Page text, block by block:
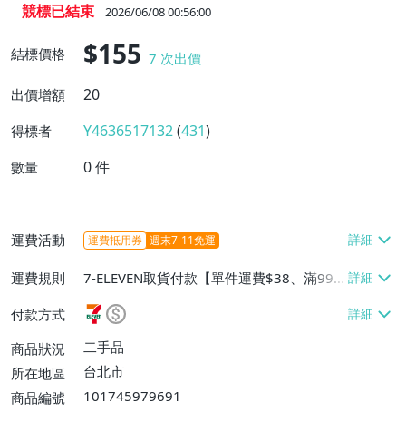
競標已結束 2026/06/08 00:56:00
結標價格 $155 7 次出價
出價增額
20
得標者 Y4636517132(431)
數量 0件
運費活動 運費抵用券 週末7-11免運
運費規則
7-ELEVEN取貨付款【單件運費$38、滿999
件或消費滿$999999免運費】、7-ELEVEN
取貨不付款【單件運費$38、滿999件或消
費滿$999999免運費】、郵局掛號【免運
費】
付款方式
商品狀況
二手品
所在地區
台北市
商品編號
101745979691